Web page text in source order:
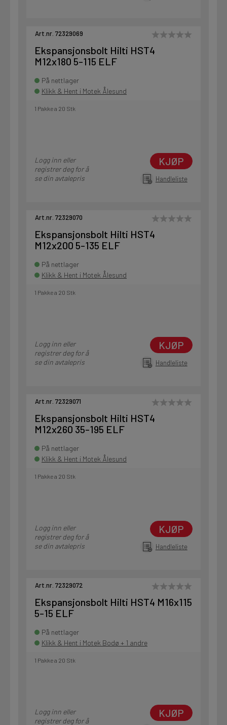
Art.nr. 72329069
Ekspansjonsbolt Hilti HST4
M12x180 5-115 ELF
På nettlager
Klikk & Hent i Motek Ålesund
1 Pakke a 20 Stk
Logg inn eller
registrer deg for å
se din avtalepris
KJØP
Handleliste
Art.nr. 72329070
Ekspansjonsbolt Hilti HST4
M12x200 5-135 ELF
På nettlager
Klikk & Hent i Motek Ålesund
1 Pakke a 20 Stk
Logg inn eller
registrer deg for å
se din avtalepris
KJØP
Handleliste
Art.nr. 72329071
Ekspansjonsbolt Hilti HST4
M12x260 35-195 ELF
På nettlager
Klikk & Hent i Motek Ålesund
1 Pakke a 20 Stk
Logg inn eller
registrer deg for å
se din avtalepris
KJØP
Handleliste
Art.nr. 72329072
Ekspansjonsbolt Hilti HST4 M16x115
5-15 ELF
På nettlager
Klikk & Hent i Motek Bodø + 1 andre
1 Pakke a 20 Stk
Logg inn eller
registrer deg for å
KJØP